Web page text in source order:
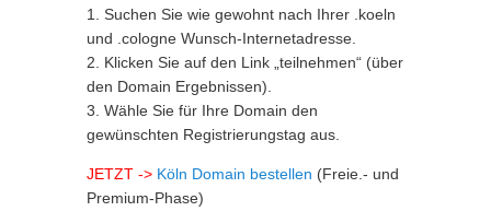
1. Suchen Sie wie gewohnt nach Ihrer .koeln
und .cologne Wunsch-Internetadresse.
2. Klicken Sie auf den Link „teilnehmen“ (über
den Domain Ergebnissen).
3. Wähle Sie für Ihre Domain den
gewünschten Registrierungstag aus.
JETZT -> Köln Domain bestellen (Freie.- und
Premium-Phase)